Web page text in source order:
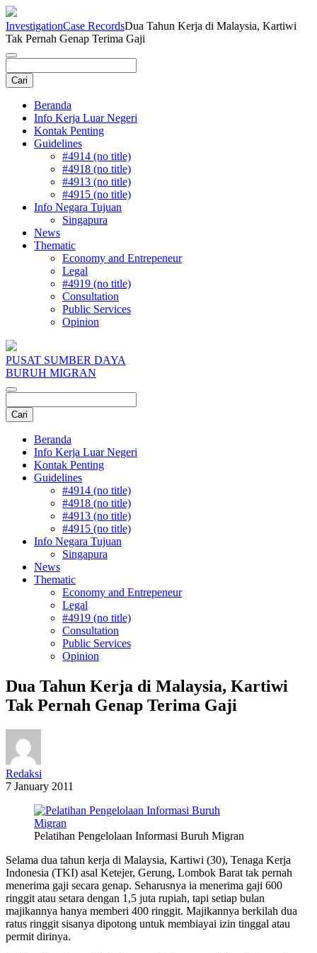
InvestigationCase RecordsDua Tahun Kerja di Malaysia, Kartiwi
Tak Pernah Genap Terima Gaji
Beranda
Info Kerja Luar Negeri
Kontak Penting
Guidelines
#4914 (no title)
#4918 (no title)
#4913 (no title)
#4915 (no title)
Info Negara Tujuan
Singapura
News
Thematic
Economy and Entrepeneur
Legal
#4919 (no title)
Consultation
Public Services
Opinion
PUSAT SUMBER DAYA
BURUH MIGRAN
Beranda
Info Kerja Luar Negeri
Kontak Penting
Guidelines
#4914 (no title)
#4918 (no title)
#4913 (no title)
#4915 (no title)
Info Negara Tujuan
Singapura
News
Thematic
Economy and Entrepeneur
Legal
#4919 (no title)
Consultation
Public Services
Opinion
Dua Tahun Kerja di Malaysia, Kartiwi
Tak Pernah Genap Terima Gaji
Redaksi
7 January 2011
Pelatihan Pengelolaan Informasi Buruh Migran
Selama dua tahun kerja di Malaysia, Kartiwi (30), Tenaga Kerja
Indonesia (TKI) asal Ketejer, Gerung, Lombok Barat tak pernah
menerima gaji secara genap. Seharusnya ia menerima gaji 600
ringgit atau setara dengan 1,5 juta rupiah, tapi setiap bulan
majikannya hanya memberi 400 ringgit. Majikannya berkilah dua
ratus ringgit sisanya dipotong untuk membiayai izin tinggal atau
permit dirinya.